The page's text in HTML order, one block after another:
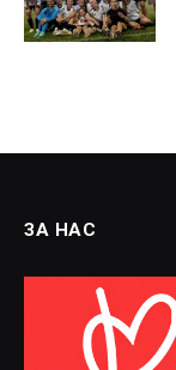
ЗА НАС